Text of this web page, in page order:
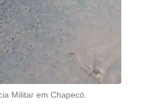
Militar em Chapecó.